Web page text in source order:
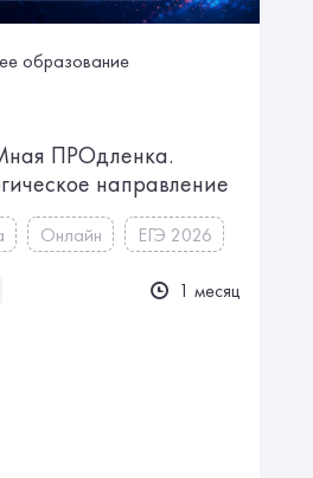
образование
ПРОдленка.
направление
Онлайн ЕГЭ 2026
1 месяц